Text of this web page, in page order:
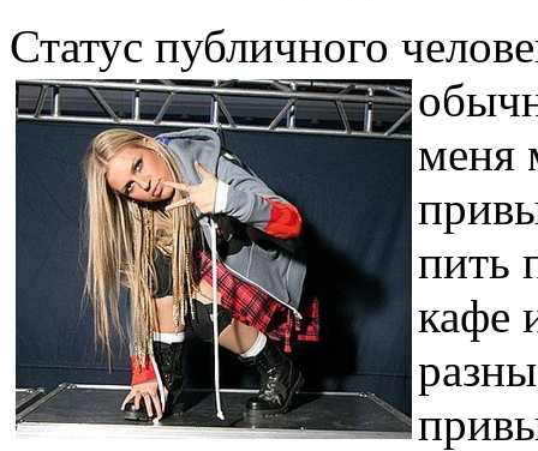
Статус публичного
меня
пить
кафе